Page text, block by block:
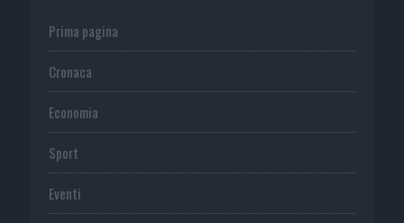
Prima pagina
Cronaca
Economia
Sport
Eventi